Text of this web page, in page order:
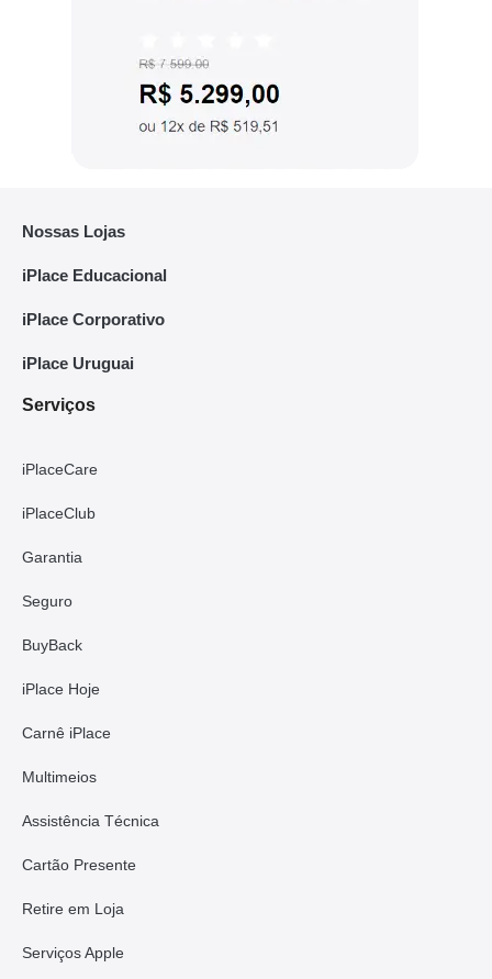
Nossas Lojas
iPlace Educacional
iPlace Corporativo
iPlace Uruguai
Serviços
iPlaceCare
iPlaceClub
Garantia
Seguro
BuyBack
iPlace Hoje
Carnê iPlace
Multimeios
Assistência Técnica
Cartão Presente
Retire em Loja
Serviços Apple